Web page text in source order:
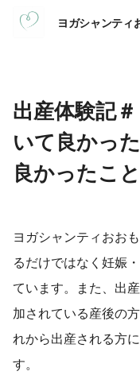
ヨガシャンティ
出産体験記
いて良かっ
良かったこと
ヨガシャンティおお
るだけではなく妊娠
ています。また、出
加されている産後の
れから出産される方
す。